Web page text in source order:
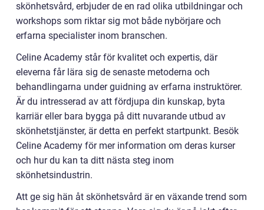
skönhetsvård, erbjuder de en rad olika utbildningar och
workshops som riktar sig mot både nybörjare och
erfarna specialister inom branschen.
Celine Academy står för kvalitet och expertis, där
eleverna får lära sig de senaste metoderna och
behandlingarna under guidning av erfarna instruktörer.
Är du intresserad av att fördjupa din kunskap, byta
karriär eller bara bygga på ditt nuvarande utbud av
skönhetstjänster, är detta en perfekt startpunkt. Besök
Celine Academy för mer information om deras kurser
och hur du kan ta ditt nästa steg inom
skönhetsindustrin.
Att ge sig hän åt skönhetsvård är en växande trend som